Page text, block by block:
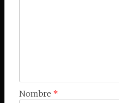
Nombre *